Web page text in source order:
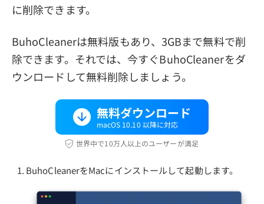
に削除できます。
BuhoCleanerは無料版もあり、3GBまで無料で削
除できます。それでは、今すぐBuhoCleanerをダ
ウンロードして無料削除しましょう。
無料ダウンロード
macOS 10.10 以降に対応
世界中で10万人以上のユーザーが満足
BuhoCleanerをMacにインストールして起動します。